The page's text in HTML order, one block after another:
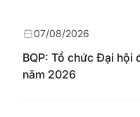
BQP: Tổ chức Đại hội
năm 2026
07/08/2026